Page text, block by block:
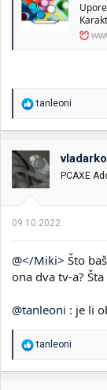
R
o
v
a
n
:
tanleoni
vladarko
PCAXE
09.10.2022.
@</Miki> Što
ona dva tv-a?
@tanleoni : je li
R
a
tanleoni